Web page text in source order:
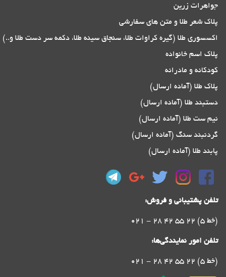
جواهرات زرین
پلاک شعر طلا و متن های سفارشی
اکسسوری طلا (گیره کراوات طلا، سنجاق سینه طلا، دکمه سر دست طلا و..)
پلاک اسم خانواده
کودکانه و مادرانه
پلاک طلا (آماده ارسال)
دستبند طلا (آماده ارسال)
نیم ست طلا (آماده ارسال)
گردنبند سنگ (آماده ارسال)
پابند طلا (آماده ارسال)
تلفن پشتیبانی و فروش:
021 - 28 42 55 22 (5 خط)
تلفن امور نمایندگی‌ها:
021 - 28 42 55 22 (5 خط)